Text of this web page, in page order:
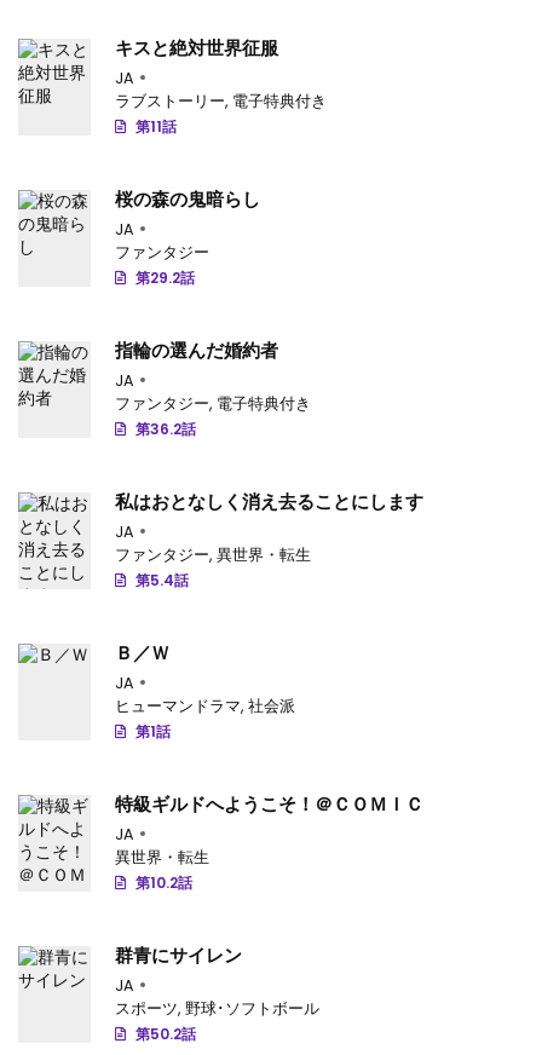
第32話 : 第32話
: 第31話
第29話 : 第29話
: 第28話
第26話 : 第26話
: 第25話
第23話 : 第23話
第22話 : 第22話
第20話 : 第20話
: 第19話
第17話 : 第17話
第16話 : 第16話
: 第15話
第14話 : 第14話
第13話 : 第13話
: 第12話
キスと絶対世界征服
JA
ラブストーリー, 電子特典付き
第11話
桜の森の鬼暗らし
JA
ファンタジー
第29.2話
指輪の選んだ婚約者
JA
ファンタジー, 電子特典付き
第36.2話
私はおとなしく消え去ることにします
JA
ファンタジー, 異世界・転生
第5.4話
Ｂ／Ｗ
JA
ヒューマンドラマ, 社会派
第1話
特級ギルドへようこそ！＠ＣＯＭＩＣ
JA
異世界・転生
第10.2話
群青にサイレン
JA
スポーツ, 野球･ソフトボール
第50.2話